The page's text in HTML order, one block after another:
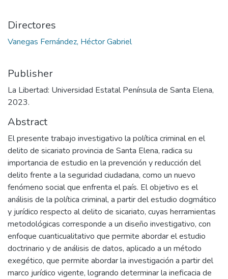
Directores
Vanegas Fernández, Héctor Gabriel
Publisher
La Libertad: Universidad Estatal Península de Santa Elena,
2023.
Abstract
El presente trabajo investigativo la política criminal en el
delito de sicariato provincia de Santa Elena, radica su
importancia de estudio en la prevención y reducción del
delito frente a la seguridad ciudadana, como un nuevo
fenómeno social que enfrenta el país. El objetivo es el
análisis de la política criminal, a partir del estudio dogmático
y jurídico respecto al delito de sicariato, cuyas herramientas
metodológicas corresponde a un diseño investigativo, con
enfoque cuanticualitativo que permite abordar el estudio
doctrinario y de análisis de datos, aplicado a un método
exegético, que permite abordar la investigación a partir del
marco jurídico vigente, logrando determinar la ineficacia de